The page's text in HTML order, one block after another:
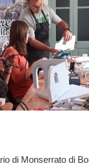
di Monserrato di